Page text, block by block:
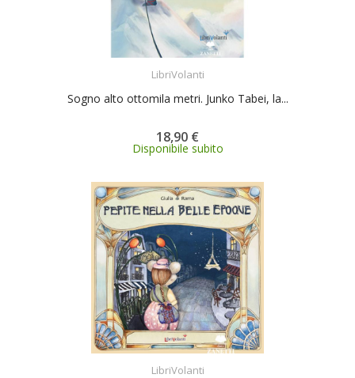
LibriVolanti
Sogno alto ottomila metri. Junko Tabei, la...
18,90 €
Disponibile subito
LibriVolanti